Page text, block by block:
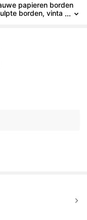
papieren borden
borden, vinta